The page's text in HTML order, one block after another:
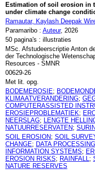
Estimation of soil erosion in
under climate change
Ramautar, Kaylash Deepak
Paramaribo : Auteur, 2026
50 pagina's : illustraties
MSc. Afstudeerscriptie Anton
der Technologische
Resources - SMNR
00629-26
Met lit. opg.
BODEMEROSIE;
KLIMAATVERANDERING;
COMPUTERASSISTED
EROSIEPROBLEMATIEK;
NEERSLAG;
LENGTE
NATUURRESERVATEN;
SOIL EROSION; SOIL
CHANGE; DATA PROCESSING
INFORMATION SYSTEMS;
EROSION RISKS; RAINFALL ;
NATURE RESERVES